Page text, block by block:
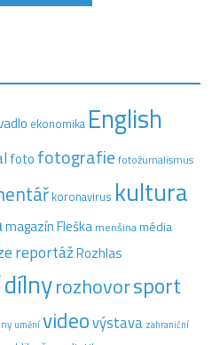
ekonomika English
foto fotografie fotožurnalismus
koronavirus kultura
magazín Fleška menšinamédia
reportážRozhlas
rozhovorsport
uměnívideovýstava zahraniční